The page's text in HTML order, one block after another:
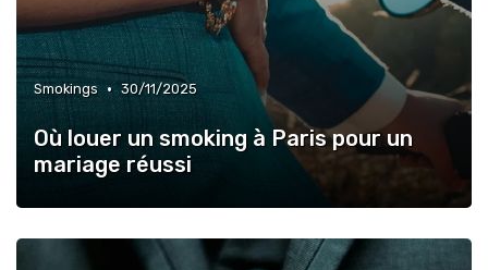
Smokings • 30/11/2025
Où louer un smoking à Paris pour un
mariage réussi